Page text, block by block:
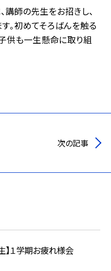
講師の先生をお招きし、
。初めてそろばんを触る
供も一生懸命に取り組
次の記事
】１学期お疲れ様会